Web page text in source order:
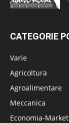
CATEGORIE
Varie
Agricoltura
Agroalimentare
Meccanica
Economia-